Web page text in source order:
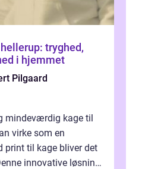
tryghed,
i hjemmet
Pilgaard
mindeværdig kage til
virke som en
print til kage bliver det
innovative løsning